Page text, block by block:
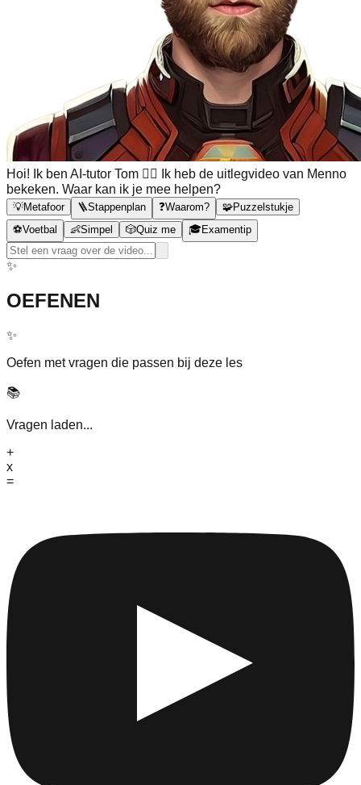
Hoi! Ik ben AI-tutor Tom 🙋‍♂️ Ik heb de uitlegvideo van Menno
bekeken. Waar kan ik je mee helpen?
💡Metafoor 🪜Stappenplan ❓Waarom? 🧩Puzzelstukje
⚽Voetbal 👶Simpel 🎲Quiz me 🎓Examentip
✨
OEFENEN
✨
Oefen met vragen die passen bij deze les
📚
Vragen laden...
+
x
=